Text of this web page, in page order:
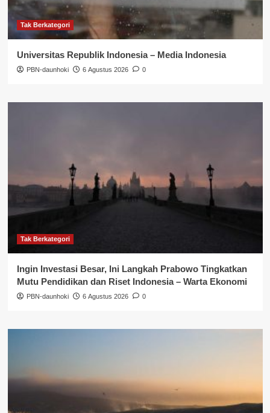
Tak Berkategori
Universitas Republik Indonesia – Media Indonesia
PBN-daunhoki 6 Agustus 2026 0
Tak Berkategori
Ingin Investasi Besar, Ini Langkah Prabowo Tingkatkan
Mutu Pendidikan dan Riset Indonesia – Warta Ekonomi
PBN-daunhoki 6 Agustus 2026 0